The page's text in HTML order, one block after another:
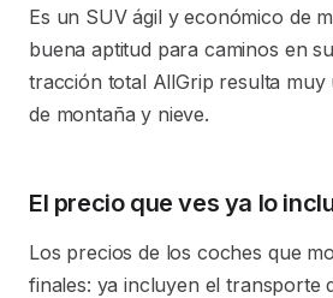
Es un SUV ágil y económico de
buena aptitud para caminos en
tracción total AllGrip resulta muy
de montaña y nieve.
El precio que ves ya lo
Los precios de los coches que
finales: ya incluyen el transporte